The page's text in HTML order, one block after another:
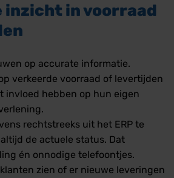
inzicht in voorraad
op accurate informatie.
verkeerde voorraad of levertijden
invloed hebben op hun eigen
rechtstreeks uit het ERP te
de actuele status. Dat
én onnodige telefoontjes.
zien of er nieuwe leveringen